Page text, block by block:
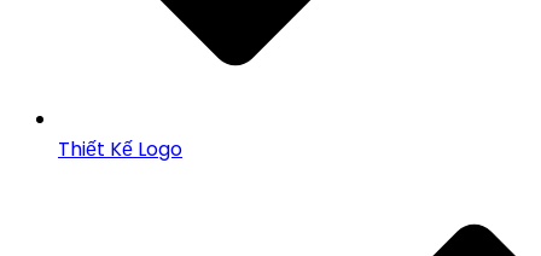
Thiết Kế Logo